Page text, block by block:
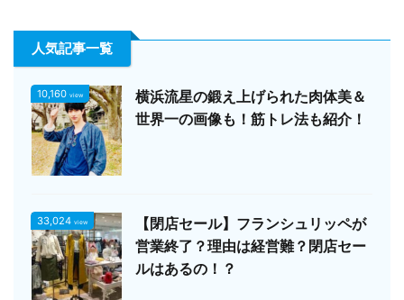
人気記事一覧
10,160 view
横浜流星の鍛え上げられた肉体美＆
世界一の画像も！筋トレ法も紹介！
33,024 view
【閉店セール】フランシュリッペが
営業終了？理由は経営難？閉店セー
ルはあるの！？